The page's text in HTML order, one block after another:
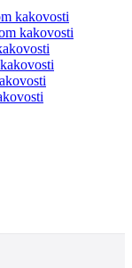
kakovosti
kakovosti